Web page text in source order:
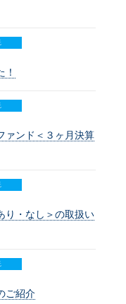
ァンド＜３ヶ月決算
り・なし＞の取扱い
ご紹介